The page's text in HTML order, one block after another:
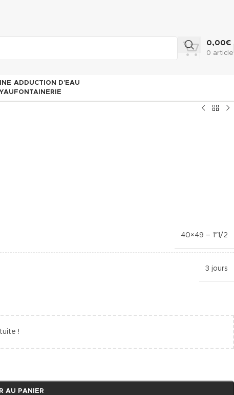
0 article
0,00€
ADDUCTION D’EAU
FONTAINERIE
40×49 – 1″1/2
3 jours
!
AU PANIER